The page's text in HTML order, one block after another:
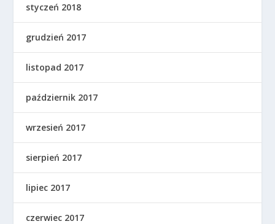
styczeń 2018
grudzień 2017
listopad 2017
październik 2017
wrzesień 2017
sierpień 2017
lipiec 2017
czerwiec 2017